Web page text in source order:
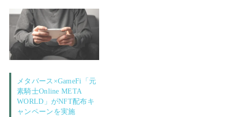
メタバース×GameFi「元
素騎士Online META
WORLD」がNFT配布キ
ャンペーンを実施